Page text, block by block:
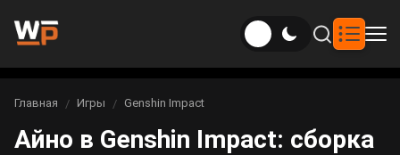
Новости
Новости Genshin Impact
Игры
Вы здесь:
Главная Игры Genshin Impact
Айно в Genshin Impact: сборка